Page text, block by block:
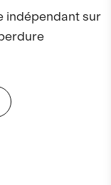
indépendant sur